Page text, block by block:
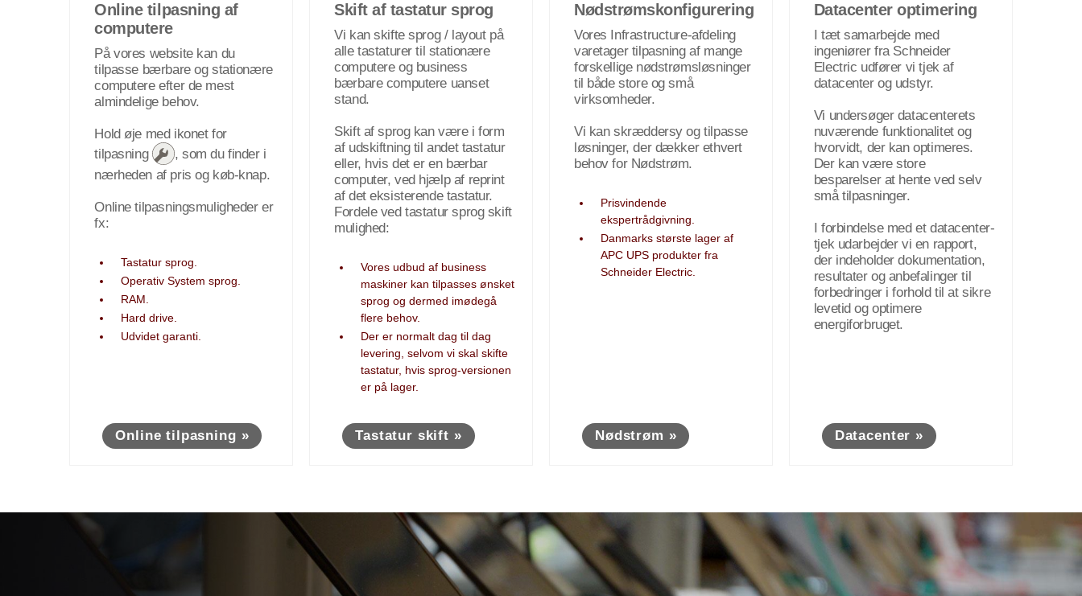
Online tilpasning af
computere
På vores website kan du
tilpasse bærbare og stationære
computere efter de mest
almindelige behov.
Hold øje med ikonet for
tilpasning
, som du finder i
nærheden af pris og køb-knap.
Online tilpasningsmuligheder er
fx:
Tastatur sprog.
Operativ System sprog.
RAM.
Hard drive.
Udvidet garanti.
Online tilpasning »
Skift af tastatur sprog
Vi kan skifte sprog / layout på
alle tastaturer til stationære
computere og business
bærbare computere uanset
stand.
Skift af sprog kan være i form
af udskiftning til andet tastatur
eller, hvis det er en bærbar
computer, ved hjælp af reprint
af det eksisterende tastatur.
Fordele ved tastatur sprog skift
mulighed:
Vores udbud af business
maskiner kan tilpasses ønsket
sprog og dermed imødegå
flere behov.
Der er normalt dag til dag
levering, selvom vi skal skifte
tastatur, hvis sprog-versionen
er på lager.
Tastatur skift »
Nødstrømskonfigurering
Vores Infrastructure-afdeling
varetager tilpasning af mange
forskellige nødstrømsløsninger
til både store og små
virksomheder.
Vi kan skræddersy og tilpasse
løsninger, der dækker ethvert
behov for Nødstrøm.
Prisvindende
ekspertrådgivning.
Danmarks største lager af
APC UPS produkter fra
Schneider Electric.
Nødstrøm »
Datacenter optimering
I tæt samarbejde med
ingeniører fra Schneider
Electric udfører vi tjek af
datacenter og udstyr.
Vi undersøger datacenterets
nuværende funktionalitet og
hvorvidt, der kan optimeres.
Der kan være store
besparelser at hente ved selv
små tilpasninger.
I forbindelse med et datacenter-
tjek udarbejder vi en rapport,
der indeholder dokumentation,
resultater og anbefalinger til
forbedringer i forhold til at sikre
levetid og optimere
energiforbruget.
Datacenter »